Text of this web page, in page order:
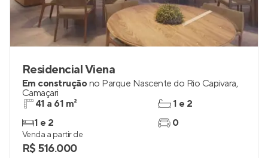
Residencial Viena
Em construçãono Parque Nascente do Rio Capivara,
Camaçari
41 a 61 m²
1 e 2
1 e 2
0
Venda a partir de
R$ 516.000